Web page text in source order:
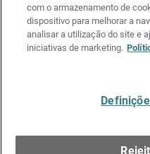
LinkedIn
X Facebook
com o armazenamento de
dispositivo para melhorar a
analisar a utilização do site e
iniciativas de marketing.